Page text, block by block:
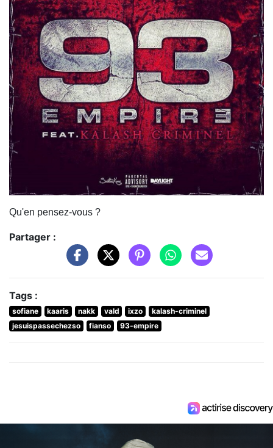
Qu'en pensez-vous ?
Partager :
Tags :
sofiane kaaris nakk vald ixzo
kalash-criminel
jesuispassechezso
fianso 93-empire